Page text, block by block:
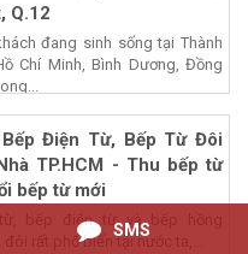
Q.12
đang sinh sống tại Thành
Chí Minh, Bình Dương, Đồng
Điện Từ, Bếp Từ Đôi
TP.HCM - Thu bếp từ
bếp từ mới
từ, bếp điện từ và bếp hồng
đôi rất phổ biến tại nước ta,...
SMS